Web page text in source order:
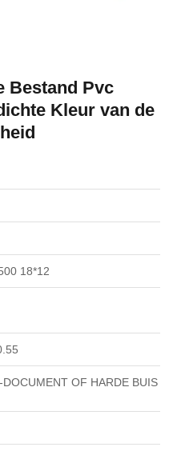
Bestand Pvc
Kleur van de
18*12
DOCUMENT OF HARDE BUIS